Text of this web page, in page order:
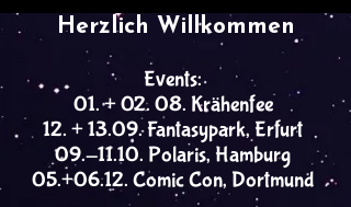
Events:
01. + 02. 08. Krähenfee
12. + 13.09. Fantasypark, Erfurt
09.-11.10. Polaris, Hamburg
05.+06.12. Comic Con, Dortmund
Herzlich Willkommen